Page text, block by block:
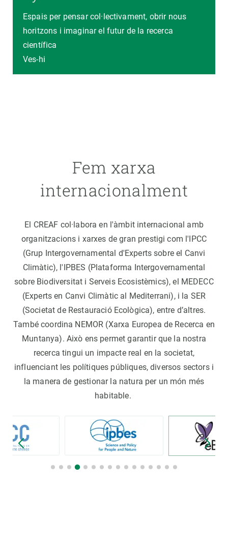
Espais per pensar col·lectivament, obrir nous
horitzons i imaginar el futur de la recerca
científica
Ves-hi
Fem xarxa
internacionalment
El CREAF col·labora en l'àmbit internacional amb
organitzacions i xarxes de gran prestigi com l'IPCC
(Grup Intergovernamental d'Experts sobre el Canvi
Climàtic), l'IPBES (Plataforma Intergovernamental
sobre Biodiversitat i Serveis Ecosistèmics), el MEDECC
(Experts en Canvi Climàtic al Mediterrani), i la SER
(Societat de Restauració Ecològica), entre d’altres.
També coordina NEMOR (Xarxa Europea de Recerca en
Muntanya). Això ens permet garantir que la nostra
recerca tingui un impacte real en la societat,
influenciant les polítiques públiques, diversos sectors i
la manera de gestionar la natura per un món més
habitable.